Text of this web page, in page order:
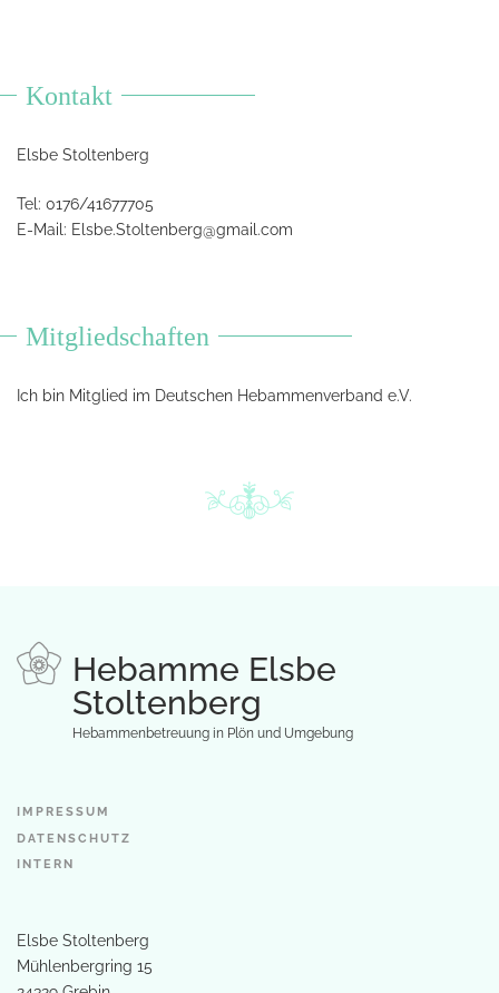
Kontakt
Elsbe Stoltenberg
Tel: 0176/41677705
E-Mail: Elsbe.Stoltenberg@gmail.com
Mitgliedschaften
Ich bin Mitglied im Deutschen Hebammenverband e.V.
Hebamme Elsbe
Stoltenberg
Hebammenbetreuung in Plön und Umgebung
IMPRESSUM
DATENSCHUTZ
INTERN
Elsbe Stoltenberg
Mühlenbergring 15